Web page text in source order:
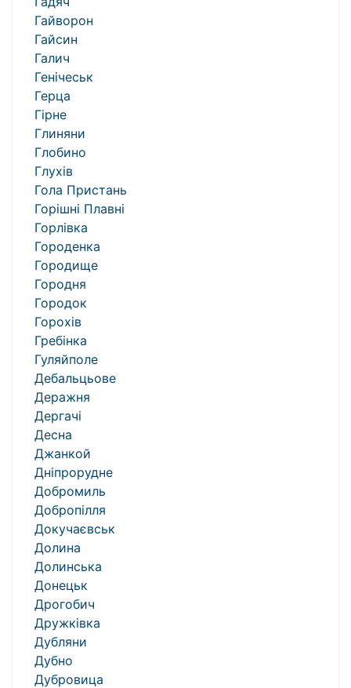
Гайворон
Гайсин
Галич
Генічеськ
Герца
Гірне
Глиняни
Глобино
Глухів
Гола Пристань
Горішні Плавні
Горлівка
Городенка
Городище
Городня
Городок
Горохів
Гребінка
Гуляйполе
Дебальцьове
Деражня
Дергачі
Десна
Джанкой
Дніпрорудне
Добромиль
Добропілля
Докучаєвськ
Долина
Долинська
Донецьк
Дрогобич
Дружківка
Дубляни
Дубно
Дубровица